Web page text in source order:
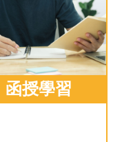
函授學習